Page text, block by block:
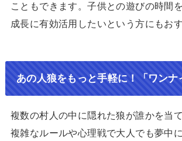
こともできます。子供との遊びの時間
成長に有効活用したいという方にもお
あの人狼をもっと手軽に！「ワンナ
複数の村人の中に隠れた狼が誰かを当
複雑なルールや心理戦で大人でも夢中